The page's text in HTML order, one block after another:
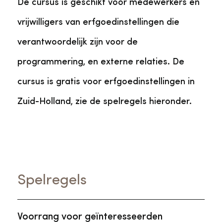
De cursus is geschikt voor medewerkers en
vrijwilligers van erfgoedinstellingen die
verantwoordelijk zijn voor de
programmering, en externe relaties. De
cursus is gratis voor erfgoedinstellingen in
Zuid-Holland, zie de spelregels hieronder.
Spelregels
Voorrang voor geïnteresseerden